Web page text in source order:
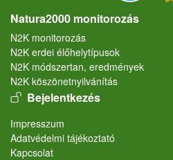
Natura2000 monitorozás
N2K monitorozás
N2K erdei élőhelytípusok
N2K módszertan, eredmények
N2K köszönetnyilvánítás
User account menu
Bejelentkezés
Lábléc
Impresszum
Adatvédelmi tájékoztató
Kapcsolat